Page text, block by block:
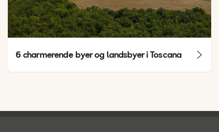
6 charmerende byer og landsbyer i Toscana